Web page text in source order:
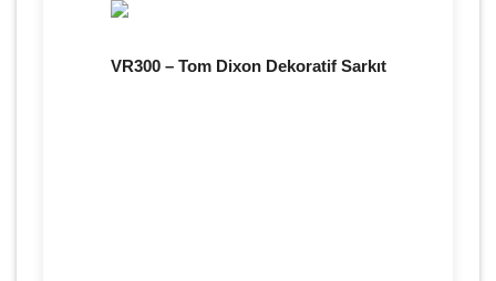
VR300 – Tom Dixon Dekoratif Sarkıt